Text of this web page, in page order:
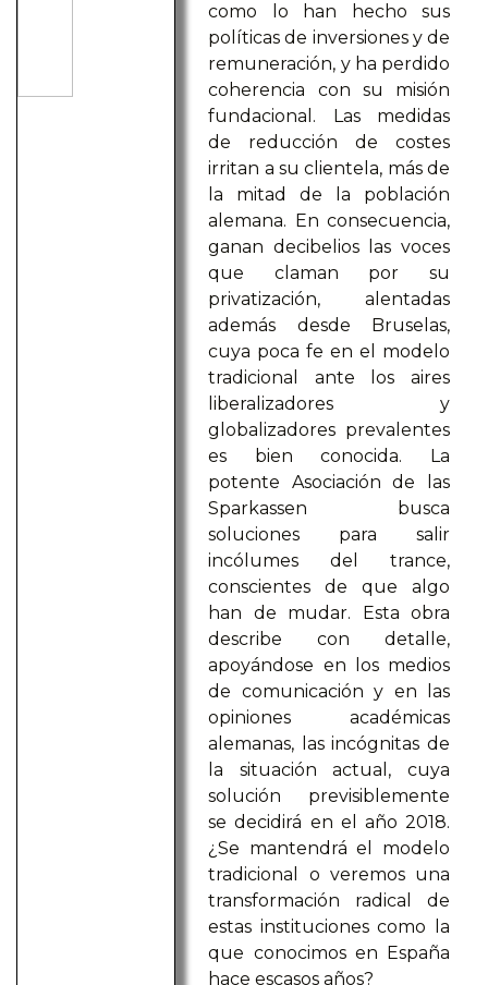
como lo han hecho sus
políticas de inversiones y de
remuneración, y ha perdido
coherencia con su misión
fundacional. Las medidas
de reducción de costes
irritan a su clientela, más de
la mitad de la población
alemana. En consecuencia,
ganan decibelios las voces
que claman por su
privatización, alentadas
además desde Bruselas,
cuya poca fe en el modelo
tradicional ante los aires
liberalizadores y
globalizadores prevalentes
es bien conocida. La
potente Asociación de las
Sparkassen busca
soluciones para salir
incólumes del trance,
conscientes de que algo
han de mudar. Esta obra
describe con detalle,
apoyándose en los medios
de comunicación y en las
opiniones académicas
alemanas, las incógnitas de
la situación actual, cuya
solución previsiblemente
se decidirá en el año 2018.
¿Se mantendrá el modelo
tradicional o veremos una
transformación radical de
estas instituciones como la
que conocimos en España
hace escasos años?